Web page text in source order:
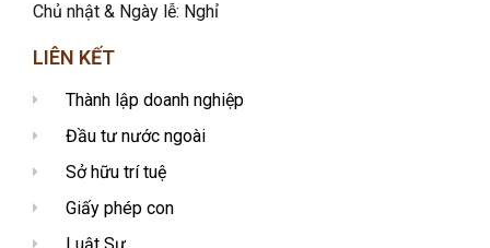
Chủ nhật & Ngày lễ: Nghỉ
LIÊN KẾT
Thành lập doanh nghiệp
Đầu tư nước ngoài
Sở hữu trí tuệ
Giấy phép con